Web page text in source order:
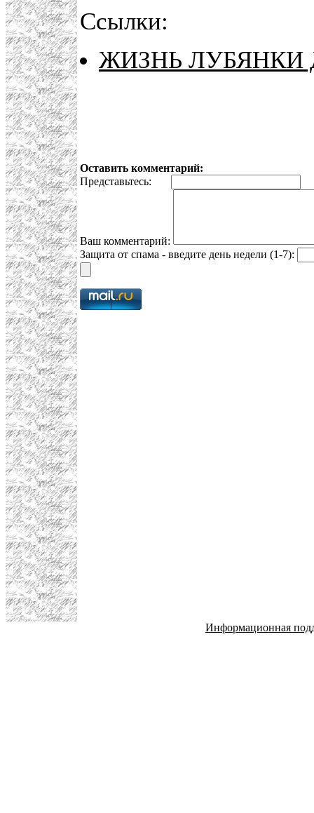
Ссылки:
ЖИЗНЬ ЛУБЯНКИ
Оставить комментарий:
Представьтесь:
Ваш комментарий:
Защита от спама - введите день недели (1-7):
Информационная